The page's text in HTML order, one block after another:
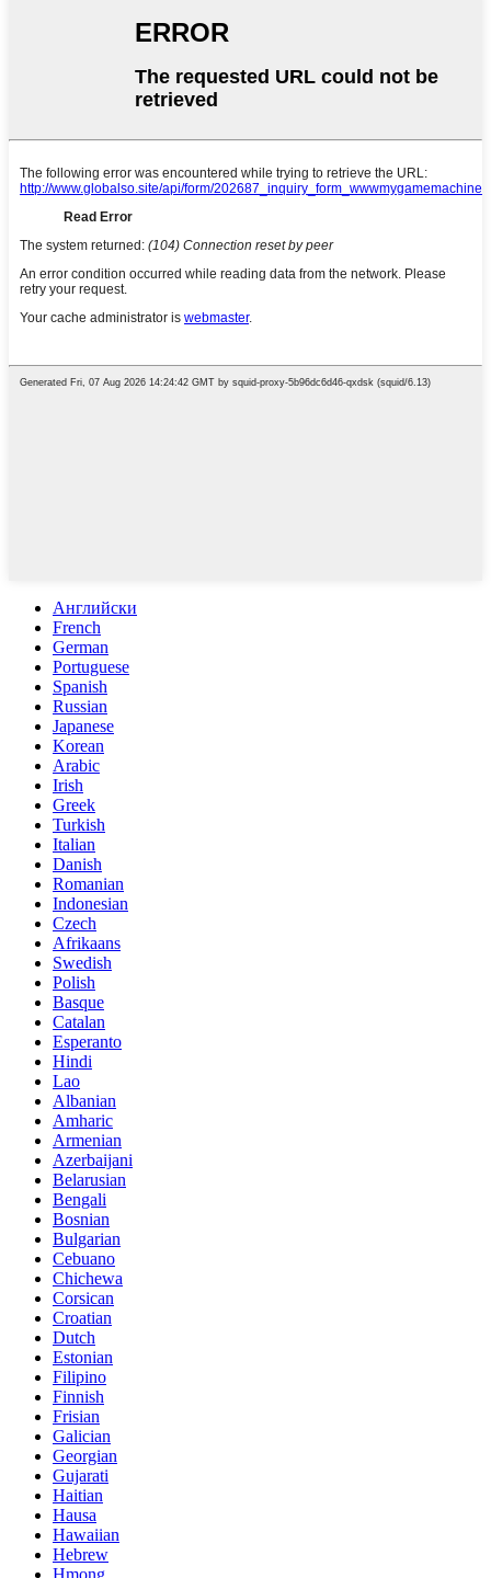
Английски
French
German
Portuguese
Spanish
Russian
Japanese
Korean
Arabic
Irish
Greek
Turkish
Italian
Danish
Romanian
Indonesian
Czech
Afrikaans
Swedish
Polish
Basque
Catalan
Esperanto
Hindi
Lao
Albanian
Amharic
Armenian
Azerbaijani
Belarusian
Bengali
Bosnian
Bulgarian
Cebuano
Chichewa
Corsican
Croatian
Dutch
Estonian
Filipino
Finnish
Frisian
Galician
Georgian
Gujarati
Haitian
Hausa
Hawaiian
Hebrew
Hmong